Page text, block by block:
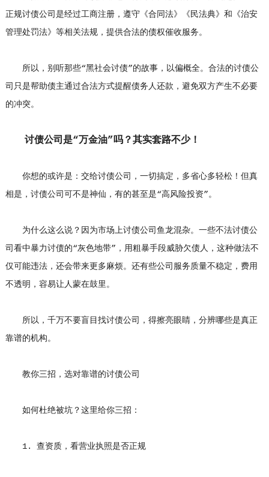
正规讨债公司是经过工商注册，遵守《合同法》《民法典》和《治安
管理处罚法》等相关法规，提供合法的债权催收服务。
所以，别听那些“黑社会讨债”的故事，以偏概全。合法的讨债公
司只是帮助债主通过合法方式提醒债务人还款，避免双方产生不必要
的冲突。
讨债公司是“万金油”吗？其实套路不少！
你想的或许是：交给讨债公司，一切搞定，多省心多轻松！但真
相是，讨债公司可不是神仙，有的甚至是“高风险投资”。
为什么这么说？因为市场上讨债公司鱼龙混杂。一些不法讨债公
司看中暴力讨债的“灰色地带”，用粗暴手段威胁欠债人，这种做法不
仅可能违法，还会带来更多麻烦。还有些公司服务质量不稳定，费用
不透明，容易让人蒙在鼓里。
所以，千万不要盲目找讨债公司，得擦亮眼睛，分辨哪些是真正
靠谱的机构。
教你三招，选对靠谱的讨债公司
如何杜绝被坑？这里给你三招：
1. 查资质，看营业执照是否正规